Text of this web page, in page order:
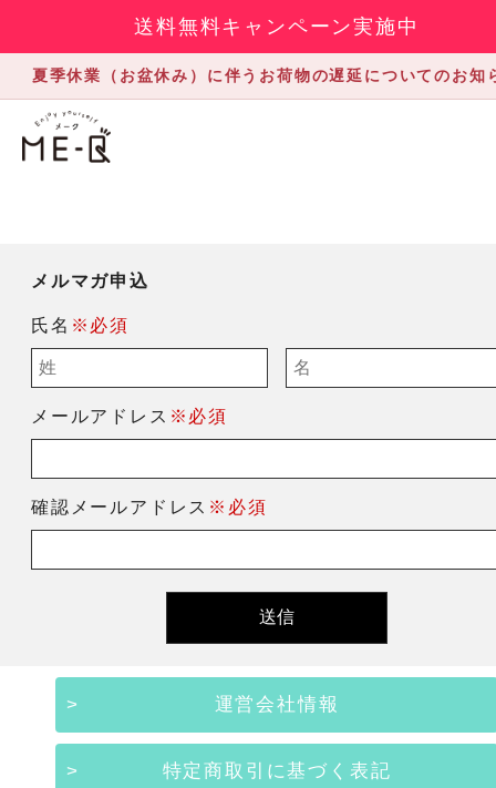
送料無料キャンペーン実施中
夏季休業（お盆休み）に伴うお荷物の遅延についてのお知
メルマガ申込
氏名 ※必須
メールアドレス ※必須
確認メールアドレス ※必須
運営会社情報
特定商取引に基づく表記